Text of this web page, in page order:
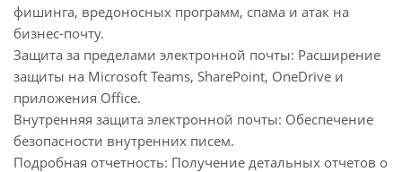
фишинга, вредоносных программ, спама и атак на
бизнес-почту.
Защита за пределами электронной почты: Расширение
защиты на Microsoft Teams, SharePoint, OneDrive и
приложения Office.
Внутренняя защита электронной почты: Обеспечение
безопасности внутренних писем.
Подробная отчетность: Получение детальных отчетов о